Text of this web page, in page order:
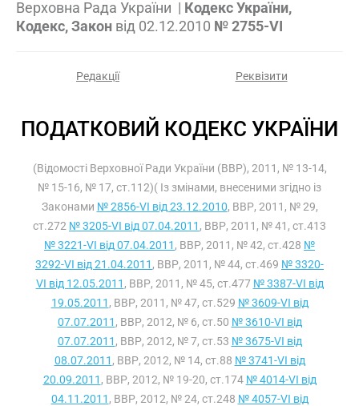
Верховна Рада України | Кодекс України,
Кодекс, Закон від 02.12.2010 № 2755-VI
Редакції Реквізити
ПОДАТКОВИЙ КОДЕКС УКРАЇНИ
(Відомості Верховної Ради України (ВВР), 2011, № 13-14,
№ 15-16, № 17, ст.112)( Із змінами, внесеними згідно із
Законами № 2856-VI від 23.12.2010, ВВР, 2011, № 29,
ст.272 № 3205-VI від 07.04.2011 , ВВР, 2011, № 41, ст.413
№ 3221-VI від 07.04.2011 , ВВР, 2011, № 42, ст.428 №
3292-VI від 21.04.2011 , ВВР, 2011, № 44, ст.469 № 3320-
VI від 12.05.2011 , ВВР, 2011, № 45, ст.477 № 3387-VI від
19.05.2011 , ВВР, 2011, № 47, ст.529 № 3609-VI від
07.07.2011 , ВВР, 2012, № 6, ст.50 № 3610-VI від
07.07.2011 , ВВР, 2012, № 7, ст.53 № 3675-VI від
08.07.2011 , ВВР, 2012, № 14, ст.88 № 3741-VI від
20.09.2011 , ВВР, 2012, № 19-20, ст.174 № 4014-VI від
04.11.2011 , ВВР, 2012, № 24, ст.248 № 4057-VI від